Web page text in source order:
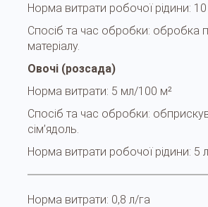
Норма витрати робочої рідини:
Спосіб та час обробки: обробка
матеріалу.
Овочі (розсада)
Норма витрати: 5 мл/100 м²
Спосіб та час обробки:
сім’ядоль.
Норма витрати робочої рідини: 5
Норма витрати: 0,8 л/га